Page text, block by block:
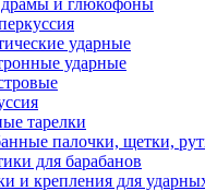
и глюкофоны
ударные
ударные
тарелки
палочки, щетки,
для барабанов
и крепления для